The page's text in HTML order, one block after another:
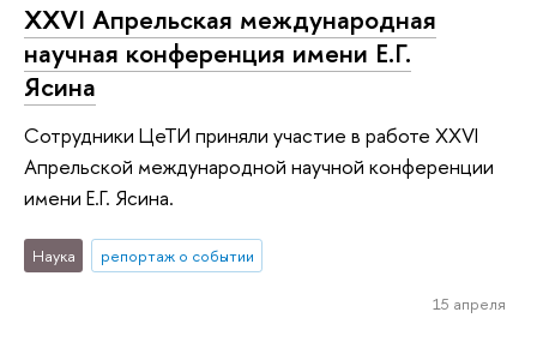
XXVI Апрельская международная
научная конференция имени Е.Г.
Ясина
Сотрудники ЦеТИ приняли участие в работе XXVI
Апрельской международной научной конференции
имени Е.Г. Ясина.
Наука репортаж о событии
15 апреля